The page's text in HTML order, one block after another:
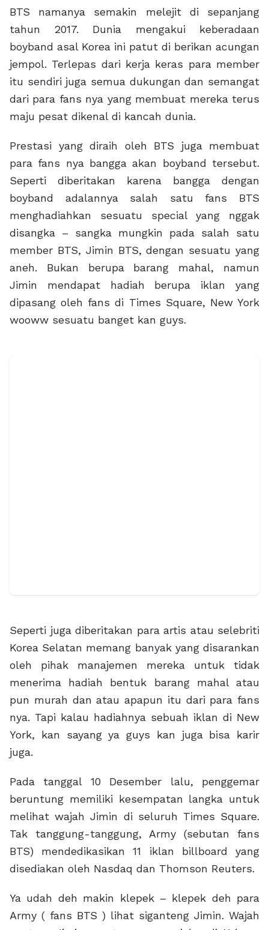
BTS namanya semakin melejit di sepanjang
tahun 2017. Dunia mengakui keberadaan
boyband asal Korea ini patut di berikan acungan
jempol. Terlepas dari kerja keras para member
itu sendiri juga semua dukungan dan semangat
dari para fans nya yang membuat mereka terus
maju pesat dikenal di kancah dunia.
Prestasi yang diraih oleh BTS juga membuat
para fans nya bangga akan boyband tersebut.
Seperti diberitakan karena bangga dengan
boyband adalannya salah satu fans BTS
menghadiahkan sesuatu special yang nggak
disangka – sangka mungkin pada salah satu
member BTS, Jimin BTS, dengan sesuatu yang
aneh. Bukan berupa barang mahal, namun
Jimin mendapat hadiah berupa iklan yang
dipasang oleh fans di Times Square, New York
wooww sesuatu banget kan guys.
Seperti juga diberitakan para artis atau selebriti
Korea Selatan memang banyak yang disarankan
oleh pihak manajemen mereka untuk tidak
menerima hadiah bentuk barang mahal atau
pun murah dan atau apapun itu dari para fans
nya. Tapi kalau hadiahnya sebuah iklan di New
York, kan sayang ya guys kan juga bisa karir
juga.
Pada tanggal 10 Desember lalu, penggemar
beruntung memiliki kesempatan langka untuk
melihat wajah Jimin di seluruh Times Square.
Tak tanggung-tanggung, Army (sebutan fans
BTS) mendedikasikan 11 iklan billboard yang
disediakan oleh Nasdaq dan Thomson Reuters.
Ya udah deh makin klepek – klepek deh para
Army ( fans BTS ) lihat siganteng Jimin. Wajah